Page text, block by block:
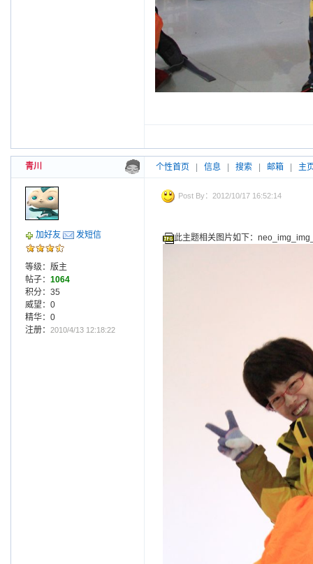
青川 个性首页 信息 搜索 邮箱 主
加好友 发短信
等级：版主
帖子： 1064
积分：35
威望：0
精华：0
注册： 2010/4/13 12:18:22
Post By：2012/10/17 16:52:14
此主题相关图片如下：